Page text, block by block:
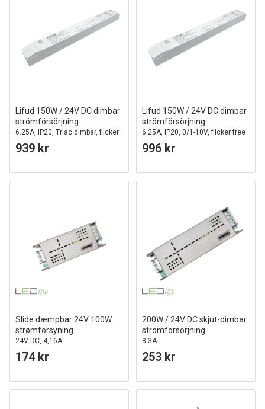
Lifud 150W / 24V DC dimbar
strömförsörjning
6.25A, IP20, Triac dimbar, flicker
free
939 kr
Lifud 150W / 24V DC dimbar
strömförsörjning
6.25A, IP20, 0/1-10V, flicker free
996 kr
Slide dæmpbar 24V 100W
strømforsyning
24V DC, 4,16A
174 kr
200W / 24V DC skjut-dimbar
strömförsörjning
8.3A
253 kr